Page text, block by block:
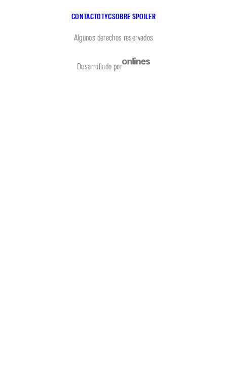
CONTACTOTYCSOBRE SPOILER
Algunos derechos reservados
Desarrollado por